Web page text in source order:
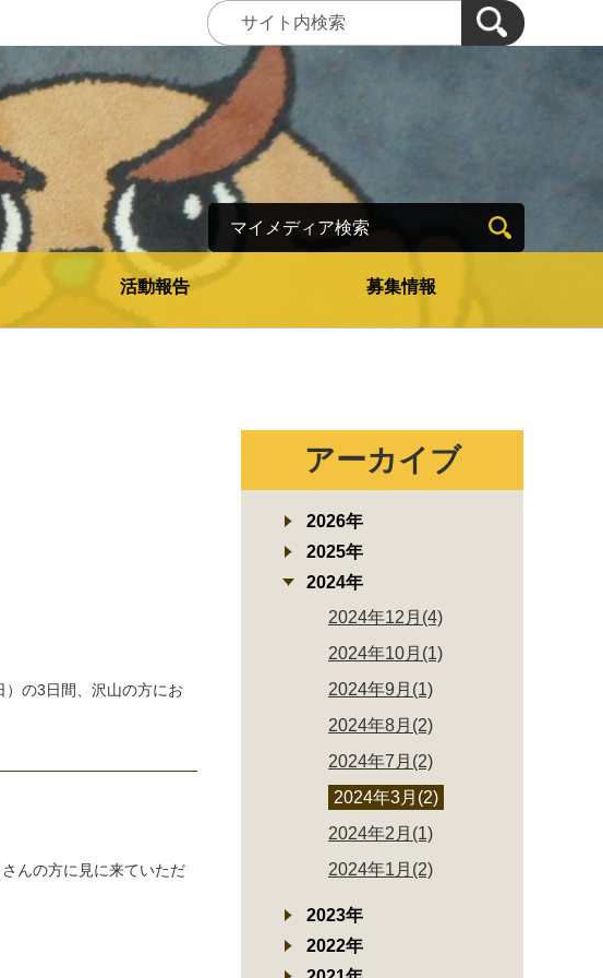
活動報告 募集情報
の3日間、沢山の方にお
んの方に見に来ていただ
アーカイブ
2026年
2025年
2024年
2024年12月(4)
2024年10月(1)
2024年9月(1)
2024年8月(2)
2024年7月(2)
2024年3月(2)
2024年2月(1)
2024年1月(2)
2023年
2022年